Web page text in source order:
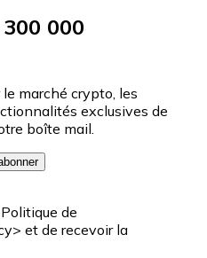
000
le marché crypto, les
exclusives de
boîte mail.
de
et de recevoir la